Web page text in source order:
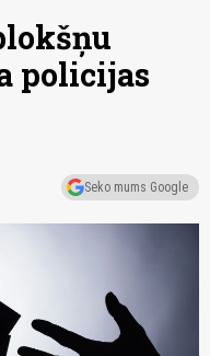
policijas
Seko mums Google